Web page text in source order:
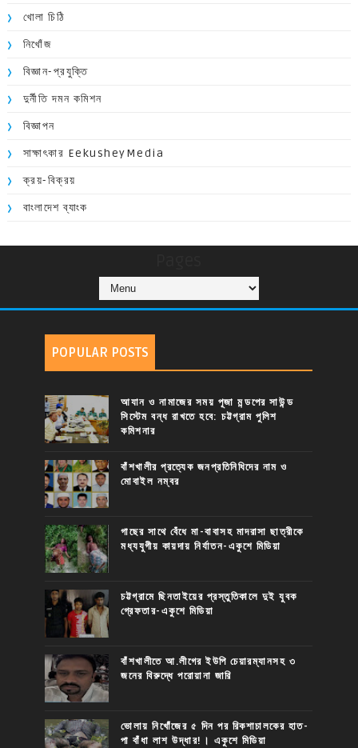
খোলা চিঠি
নিখোঁজ
বিজ্ঞান-প্রযুক্তি
দুর্নীতি দমন কমিশন
বিজ্ঞাপন
সাক্ষাৎকার EekusheyMedia
ক্রয়-বিক্রয়
বাংলাদেশ ব্যাংক
POPULAR POSTS
আযান ও নামাজের সময় পূজা মন্ডপের সাউন্ড
সিস্টেম বন্ধ রাখতে হবে: চট্টগ্রাম পুলিশ
কমিশনার
বাঁশখালীর প্রত্যেক জনপ্রতিনিধিদের নাম ও
মোবাইল নম্বর
গাছের সাথে বেঁধে মা-বাবাসহ মাদরাসা ছাত্রীকে
মধ্যযুগীয় কায়দায় নির্যাতন-একুশে মিডিয়া
চট্টগ্রামে ছিনতাইয়ের প্রস্তুতিকালে দুই যুবক
গ্রেফতার-একুশে মিডিয়া
বাঁশখালীতে আ.লীগের ইউপি চেয়ারম্যানসহ ৩
জনের বিরুদ্ধে পরোয়ানা জারি
ভোলায় নিখোঁজের ৫ দিন পর রিকশাচালকের হাত-
পা বাঁধা লাশ উদ্ধার!। একুশে মিডিয়া